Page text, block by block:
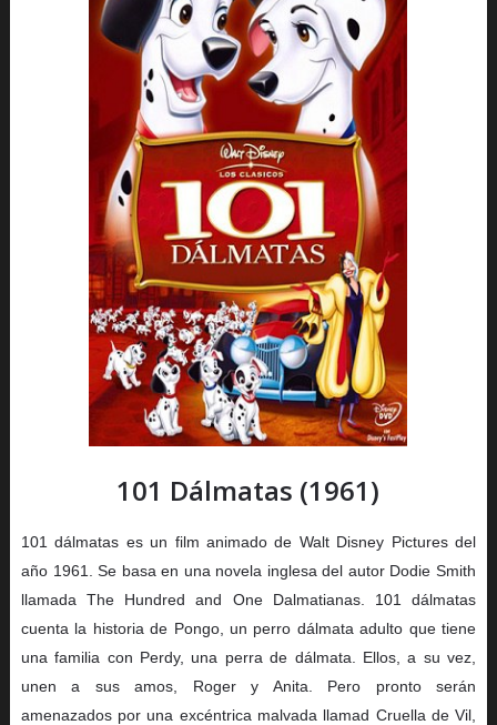
101 Dálmatas (1961)
101 dálmatas es un film animado de Walt Disney Pictures del
año 1961. Se basa en una novela inglesa del autor Dodie Smith
llamada The Hundred and One Dalmatianas. 101 dálmatas
cuenta la historia de Pongo, un perro dálmata adulto que tiene
una familia con Perdy, una perra de dálmata. Ellos, a su vez,
unen a sus amos, Roger y Anita. Pero pronto serán
amenazados por una excéntrica malvada llamad Cruella de Vil,